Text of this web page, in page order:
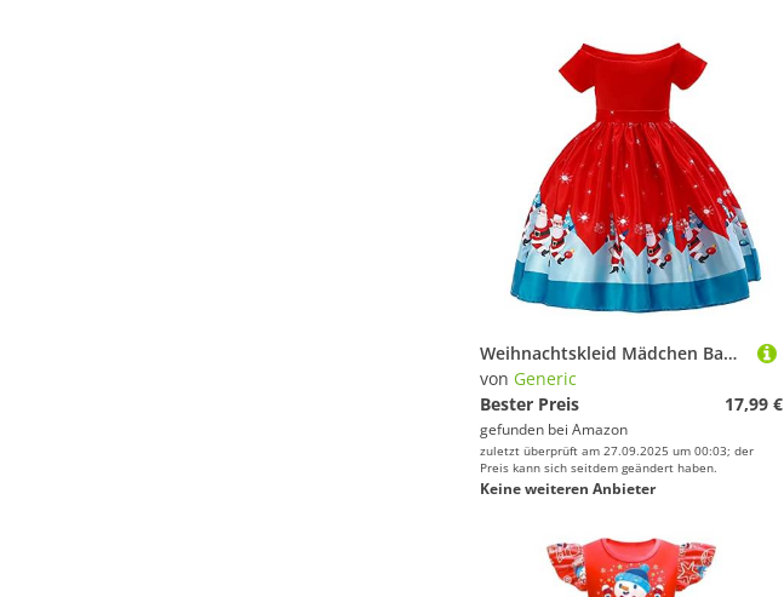
Weihnachtskleid Mädchen Baby - Party-Festzug-Tanz-Kinderkleid-Weihnachtskostüm-Weihnachtsmädchen-Kleid-Prinzessin-Kind-Kleidrock
von Generic
Bester Preis
17,99 €
gefunden bei Amazon
zuletzt überprüft am 27.09.2025 um 00:03; der
Preis kann sich seitdem geändert haben.
Keine weiteren Anbieter